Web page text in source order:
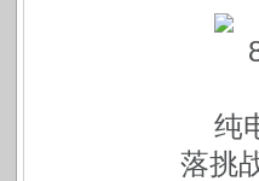
纯
落挑